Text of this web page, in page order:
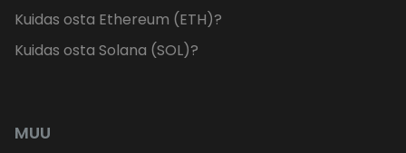
Kuidas osta Ethereum (ETH)?
Kuidas osta Solana (SOL)?
MUU